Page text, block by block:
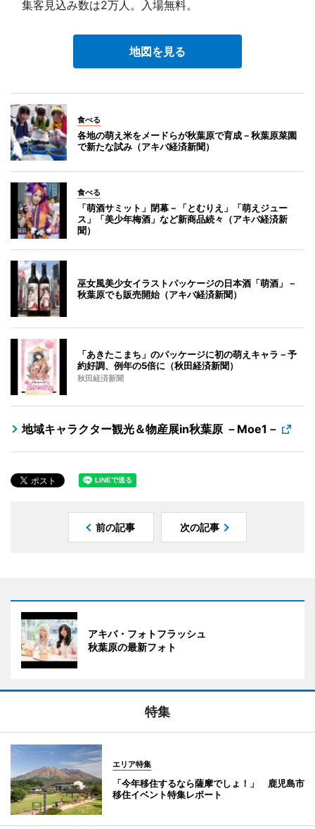
集客見込み数は2万人。入場無料。
地図を見る
食べる
各地の萌え米をメードらが秋葉原で育成－秋葉原菜園
で新たな試み（アキバ経済新聞）
食べる
「萌酒サミット」閉幕－「とむりえ」「萌えジュー
ス」「美少年梅酒」など新商品続々（アキバ経済新
聞）
巫女風美少女イラストパッケージの日本酒「萌酒」－
秋葉原でも販売開始（アキバ経済新聞）
「あきたこまち」のパッケージに初の萌えキャラ－予
約好調、例年の5倍に（秋田経済新聞）
秋田経済新聞
地域キャラクター観光＆物産展in秋葉原 －Moe1－
前の記事 次の記事
アキバ・フォトフラッシュ
秋葉原の最新フォト
特集
エリア特集
「今年移住するなら薩摩でしょ！」 鹿児島市
移住イベント特集レポート